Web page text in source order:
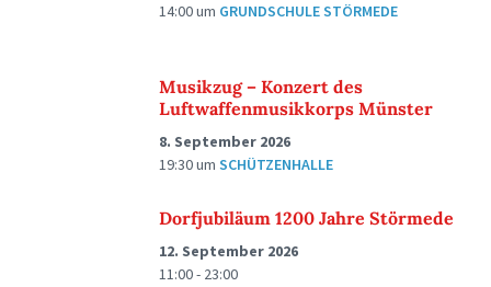
14:00um GRUNDSCHULE STÖRMEDE
Musikzug – Konzert des
Luftwaffenmusikkorps Münster
8. September 2026
19:30um SCHÜTZENHALLE
Dorfjubiläum 1200 Jahre Störmede
12. September 2026
11:00 - 23:00